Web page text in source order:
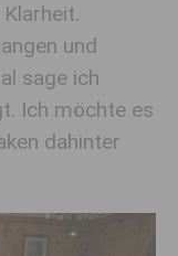
und
sage ich
Ich möchte es
dahinter